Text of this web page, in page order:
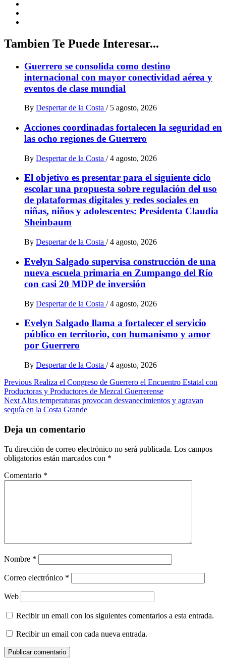
Tambien Te Puede Interesar...
Guerrero se consolida como destino
internacional con mayor conectividad aérea y
eventos de clase mundial
By Despertar de la Costa / 5 agosto, 2026
Acciones coordinadas fortalecen la seguridad en
las ocho regiones de Guerrero
By Despertar de la Costa / 4 agosto, 2026
El objetivo es presentar para el siguiente ciclo
escolar una propuesta sobre regulación del uso
de plataformas digitales y redes sociales en
niñas, niños y adolescentes: Presidenta Claudia
Sheinbaum
By Despertar de la Costa / 4 agosto, 2026
Evelyn Salgado supervisa construcción de una
nueva escuela primaria en Zumpango del Río
con casi 20 MDP de inversión
By Despertar de la Costa / 4 agosto, 2026
Evelyn Salgado llama a fortalecer el servicio
público en territorio, con humanismo y amor
por Guerrero
By Despertar de la Costa / 4 agosto, 2026
Post
navigation
Previous Realiza el Congreso de Guerrero el Encuentro Estatal con
Productoras y Productores de Mezcal Guerrerense
Next Altas temperaturas provocan desvanecimientos y agravan
sequía en la Costa Grande
Deja un comentario
Tu dirección de correo electrónico no será publicada. Los campos
obligatorios están marcados con *
Comentario *
Nombre *
Correo electrónico *
Web
Recibir un email con los siguientes comentarios a esta entrada.
Recibir un email con cada nueva entrada.